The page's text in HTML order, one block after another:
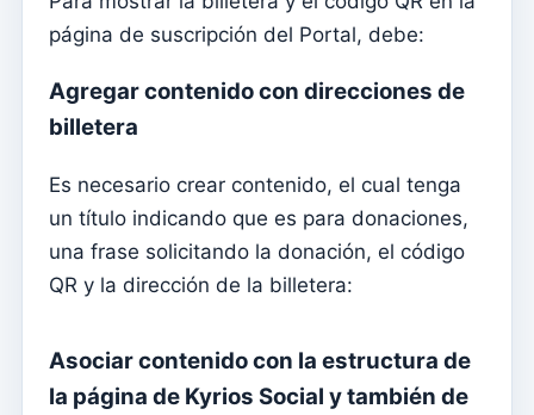
Directorio
Taxonomías
Balance analítico
Centros de costos
Diarios
página de suscripción del Portal, debe:
Agregar contenido con direcciones de
billetera
Es necesario crear contenido, el cual tenga
un título indicando que es para donaciones,
una frase solicitando la donación, el código
QR y la dirección de la billetera:
Asociar contenido con la estructura de
la página de Kyrios Social y también de